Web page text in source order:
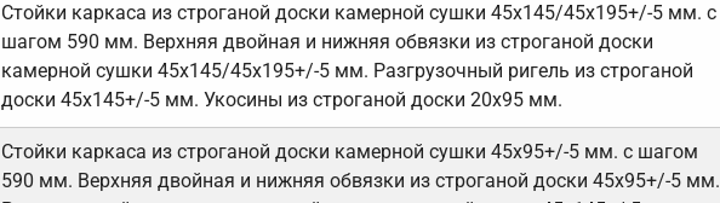
Стойки каркаса из строганой доски камерной сушки 45х145/45х195+/-5 мм. с
шагом 590 мм. Верхняя двойная и нижняя обвязки из строганой доски
камерной сушки 45х145/45х195+/-5 мм. Разгрузочный ригель из строганой
доски 45х145+/-5 мм. Укосины из строганой доски 20х95 мм.
Стойки каркаса из строганой доски камерной сушки 45х95+/-5 мм. с шагом
590 мм. Верхняя двойная и нижняя обвязки из строганой доски 45х95+/-5 мм.